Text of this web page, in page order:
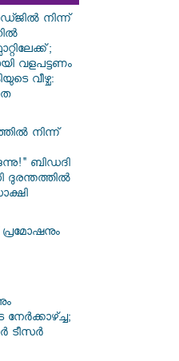
നിന്ന്
വളപട്ടണം
വീഴ്ച:
നിന്ന്
ബിഡദി
ടീസർ